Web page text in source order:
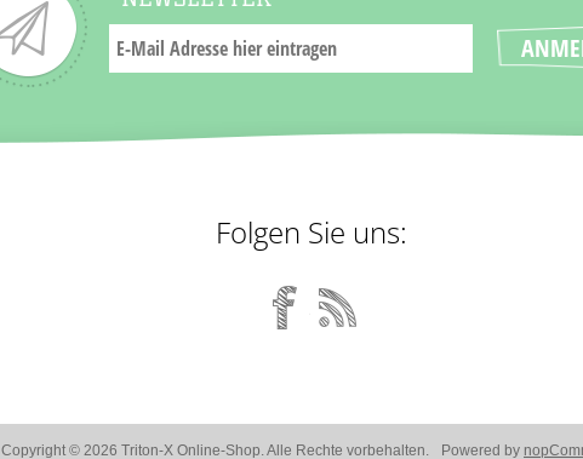
Folgen Sie uns:
Copyright © 2026 Triton-X Online-Shop. Alle Rechte vorbehalten. Powered by